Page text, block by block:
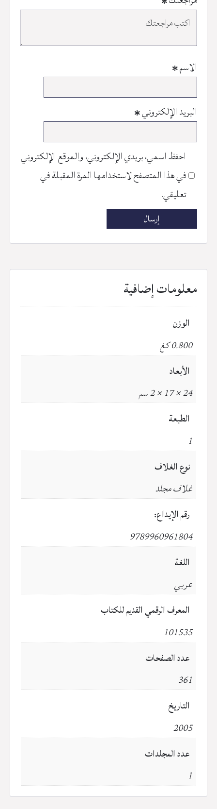
الاسم*
البريد الإلكتروني*
احفظ اسمي، بريدي الإلكتروني، والموقع الإلكتروني
في هذا المتصفح لاستخدامها المرة المقبلة في
تعليقي.
معلومات إضافية
الوزن
0.800 كغ
الأبعاد
24 × 17 × 2 سم
الطبعة
1
نوع الغلاف
غلاف مجلد
رقم الإيداع:
9789960961804
اللغة
عربي
المعرف الرقمي القديم للكتاب
101535
عدد الصفحات
361
التاريخ
2005
عدد المجلدات
1